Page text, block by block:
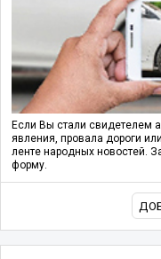
Если Вы стали свидетелем
явления, провала дороги
ленте народных новостей.
форму.